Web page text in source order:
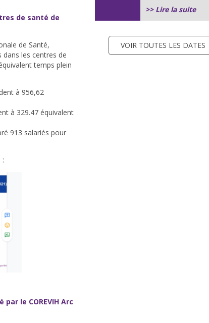
de santé de
de Santé,
dans les centres de
temps plein
à 956,62
à 329.47 équivalent
913 salariés pour
:
le COREVIH Arc
>> Lire la suite
VOIR TOUTES LES DATES